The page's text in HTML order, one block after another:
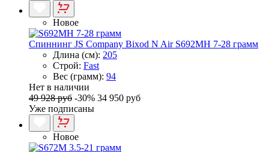
Новое
Спиннинг JS Company Bixod N Air S692MH 7-28 грамм
Длина (см): 205
Строй: Fast
Вес (грамм): 94
Нет в наличии
49 928 руб -30% 34 950 руб
Уже подписаны
Новое